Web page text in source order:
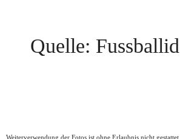
Quelle:
Weiterverwendung der Fotos ist ohne Erlaubnis nicht